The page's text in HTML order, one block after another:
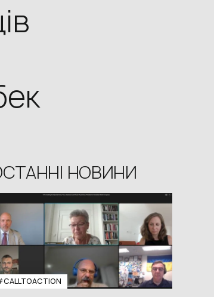
медіа
@uwcongress
НОВИНИ